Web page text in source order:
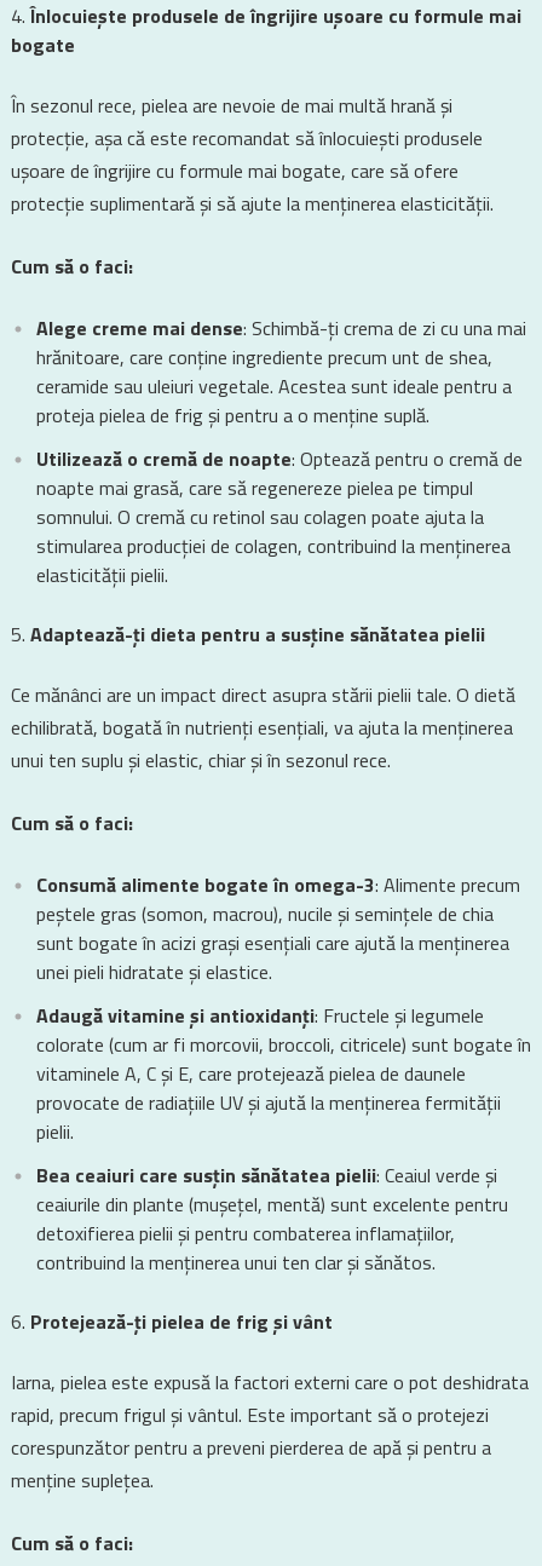
Înlocuiește produsele de îngrijire ușoare cu formule mai
bogate
În sezonul rece, pielea are nevoie de mai multă hrană și
protecție, așa că este recomandat să înlocuiești produsele
ușoare de îngrijire cu formule mai bogate, care să ofere
protecție suplimentară și să ajute la menținerea elasticității.
Cum să o faci:
Alege creme mai dense: Schimbă-ți crema de zi cu una mai
hrănitoare, care conține ingrediente precum unt de shea,
ceramide sau uleiuri vegetale. Acestea sunt ideale pentru a
proteja pielea de frig și pentru a o menține suplă.
Utilizează o cremă de noapte: Optează pentru o cremă de
noapte mai grasă, care să regenereze pielea pe timpul
somnului. O cremă cu retinol sau colagen poate ajuta la
stimularea producției de colagen, contribuind la menținerea
elasticității pielii.
Adaptează-ți dieta pentru a susține sănătatea pielii
Ce mănânci are un impact direct asupra stării pielii tale. O dietă
echilibrată, bogată în nutrienți esențiali, va ajuta la menținerea
unui ten suplu și elastic, chiar și în sezonul rece.
Cum să o faci:
Consumă alimente bogate în omega-3: Alimente precum
peștele gras (somon, macrou), nucile și semințele de chia
sunt bogate în acizi grași esențiali care ajută la menținerea
unei pieli hidratate și elastice.
Adaugă vitamine și antioxidanți: Fructele și legumele
colorate (cum ar fi morcovii, broccoli, citricele) sunt bogate în
vitaminele A, C și E, care protejează pielea de daunele
provocate de radiațiile UV și ajută la menținerea fermității
pielii.
Bea ceaiuri care susțin sănătatea pielii: Ceaiul verde și
ceaiurile din plante (mușețel, mentă) sunt excelente pentru
detoxifierea pielii și pentru combaterea inflamațiilor,
contribuind la menținerea unui ten clar și sănătos.
Protejează-ți pielea de frig și vânt
Iarna, pielea este expusă la factori externi care o pot deshidrata
rapid, precum frigul și vântul. Este important să o protejezi
corespunzător pentru a preveni pierderea de apă și pentru a
menține suplețea.
Cum să o faci: